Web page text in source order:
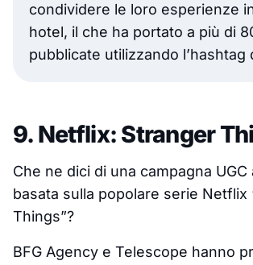
condividere le loro esperienze
hotel, il che ha portato a più di
pubblicate utilizzando l’hashtag
9. Netflix: Stranger
Che ne dici di una campagna
basata sulla popolare serie Netflix
Things”?
BFG Agency e Telescope hanno